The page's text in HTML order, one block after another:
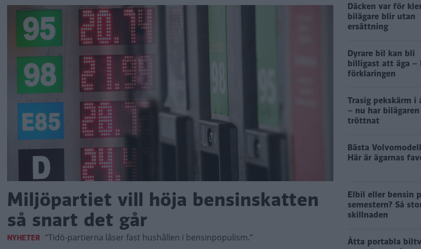
Miljöpartiet vill höja bensinskatten
så snart det går
NYHETER ”Tidö-partierna låser fast hushållen i bensinpopulism.”
Däcken var för
bilägare blir utan
ersättning
Dyrare bil kan bli
billigast att äga –
förklaringen
Trasig pekskärm i
– nu har bilägaren
tröttnat
Bästa
Här är ägarnas
Elbil eller bensin
semestern? Så
skillnaden
Åtta portabla